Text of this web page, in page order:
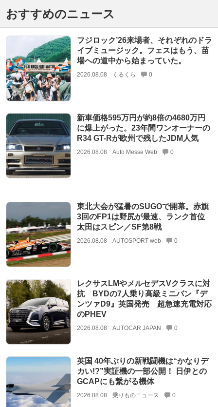
おすすめのニュース
フジロック’26来場者、それぞれのドラ
イブミュージック。フェスはもう、苗
場への道中から始まっていた。
2026.08.08 くるくら 0
新車価格595万円が約8倍の4680万円
に爆上がった。23年間ワンオーナーの
R34 GT-Rが欧州で残したJDM人気
2026.08.08 Auto Messe Web 0
東北大会が猛暑のSUGOで開幕。赤旗
3回のFP1は野尻が最速、ランク首位
太田はスピン／SF第8戦
2026.08.08 AUTOSPORT web 0
レクサスLMやメルセデスVクラスに対
抗 BYDの7人乗り高級ミニバン『デ
ンツァD9』英国発売 超急速充電対応
のPHEV
2026.08.08 AUTOCAR JAPAN 0
英国 40年ぶりの新戦闘機は“かなりデ
カい!?”実証機の一部公開！ 日伊との
GCAPにも繋がる機体
2026.08.08 乗りものニュース 0